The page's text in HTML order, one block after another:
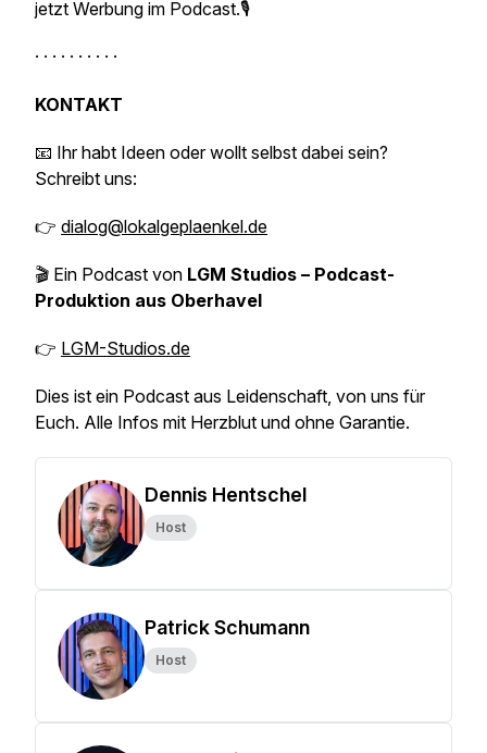
jetzt Werbung im Podcast.🎙️
· · · · · · · · · ·
KONTAKT
📧 Ihr habt Ideen oder wollt selbst dabei sein?
Schreibt uns:
👉 dialog@lokalgeplaenkel.de
🎬 Ein Podcast von LGM Studios – Podcast-
Produktion aus Oberhavel
👉 LGM-Studios.de
Dies ist ein Podcast aus Leidenschaft, von uns für
Euch. Alle Infos mit Herzblut und ohne Garantie.
Dennis Hentschel
Host
Patrick Schumann
Host